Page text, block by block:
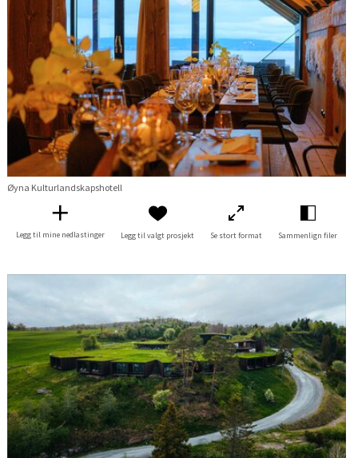
Øyna Kulturlandskapshotell
Legg til mine nedlastinger Legg til valgt prosjekt Se stort format Sammenlign filer